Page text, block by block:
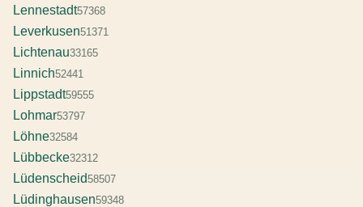
Lennestadt57368
Leverkusen51371
Lichtenau33165
Linnich52441
Lippstadt59555
Lohmar53797
Löhne32584
Lübbecke32312
Lüdenscheid58507
Lüdinghausen59348